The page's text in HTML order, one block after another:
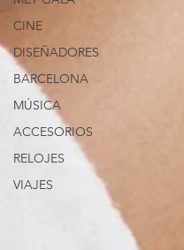
CINE
DISEÑADORES
BARCELONA
MÚSICA
ACCESORIOS
RELOJES
VIAJES